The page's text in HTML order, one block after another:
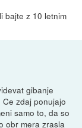
bajte z 10 letnim
gibanje
zdaj ponujajo
samo to, da so
obr mera zrasla